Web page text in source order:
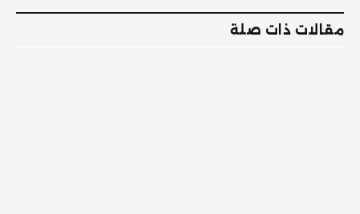
مقالات ذات صلة